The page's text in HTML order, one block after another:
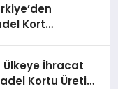
Kort
Ülkeye İhracat
Kortu Üretim